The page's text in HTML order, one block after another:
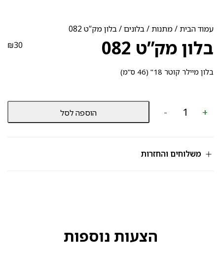
עמוד הבית /מתנות /בלונים/ בלון מק”ט 082
בלון מק”ט 082 ₪30
בלון מיילר קוטר 18" (46 ס"מ)
-
כמות
בלון
+ הוספה לסל
משלוחים והחזרות
הצעות נוספות